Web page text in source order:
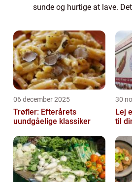
sunde og hurtige at lave.
bliver mere hektisk, og folk
06 december 2025
Trøfler: Efterårets
uundgåelige klassiker
30
Lej
til